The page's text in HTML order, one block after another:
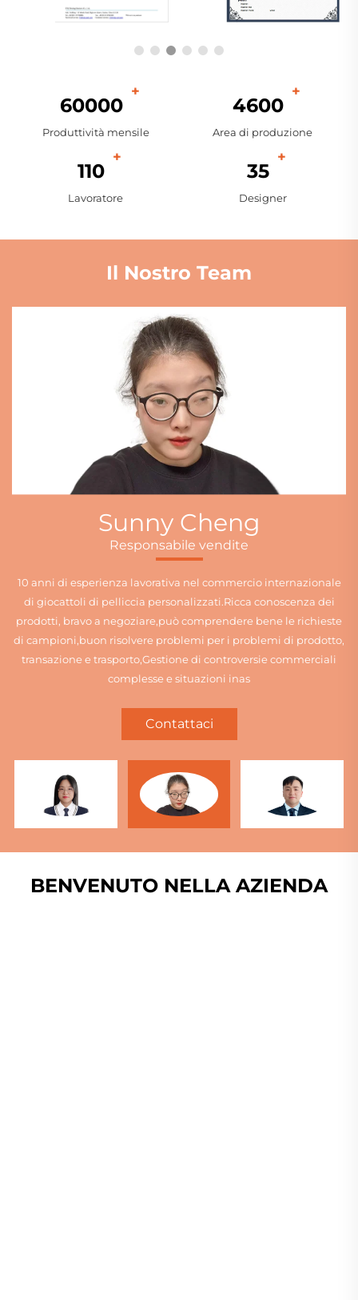
60000
Produttività mensile
4600
Area di produzione
110
Lavoratore
35
Designer
Il Nostro Team
Sunny Cheng
Responsabile vendite
10 anni di esperienza lavorativa nel commercio internazionale
di giocattoli di pelliccia personalizzati.Ricca conoscenza dei
prodotti, bravo a negoziare,può comprendere bene le richieste
di campioni,buon risolvere problemi per i problemi di prodotto,
transazione e trasporto,Gestione di controversie commerciali
complesse e situazioni inas
Contattaci
BENVENUTO NELLA AZIENDA